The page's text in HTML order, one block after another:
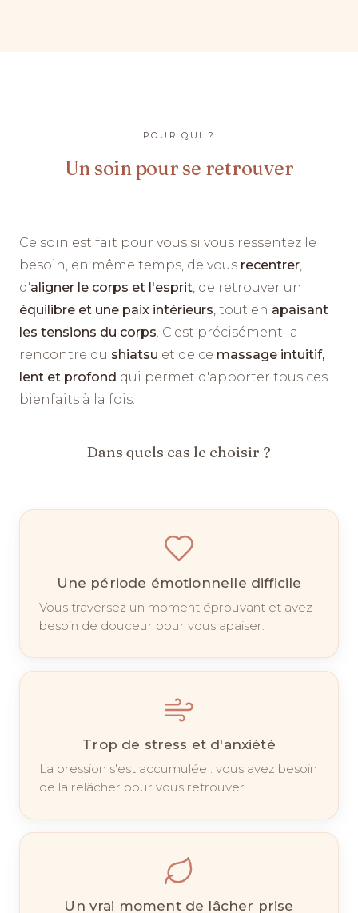
POUR QUI ?
Un soin pour se retrouver
Ce soin est fait pour vous si vous ressentez le
besoin, en même temps, de vous recentrer,
d'aligner le corps et l'esprit, de retrouver un
équilibre et une paix intérieurs, tout en apaisant
les tensions du corps. C'est précisément la
rencontre du shiatsu et de ce massage intuitif,
lent et profond qui permet d'apporter tous ces
bienfaits à la fois.
Dans quels cas le choisir ?
Une période émotionnelle difficile
Vous traversez un moment éprouvant et avez
besoin de douceur pour vous apaiser.
Trop de stress et d'anxiété
La pression s'est accumulée : vous avez besoin
de la relâcher pour vous retrouver.
Un vrai moment de lâcher prise